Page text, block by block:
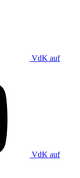
VdK auf
VdK auf